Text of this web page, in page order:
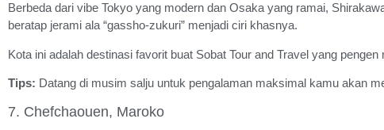
Berbeda dari vibe Tokyo yang modern dan Osaka yang ramai,
beratap jerami ala “gassho-zukuri” menjadi ciri khasnya.
Kota ini adalah destinasi favorit buat Sobat Tour and Travel yang
Tips: Datang di musim salju untuk pengalaman maksimal kamu akan
7. Chefchaouen, Maroko